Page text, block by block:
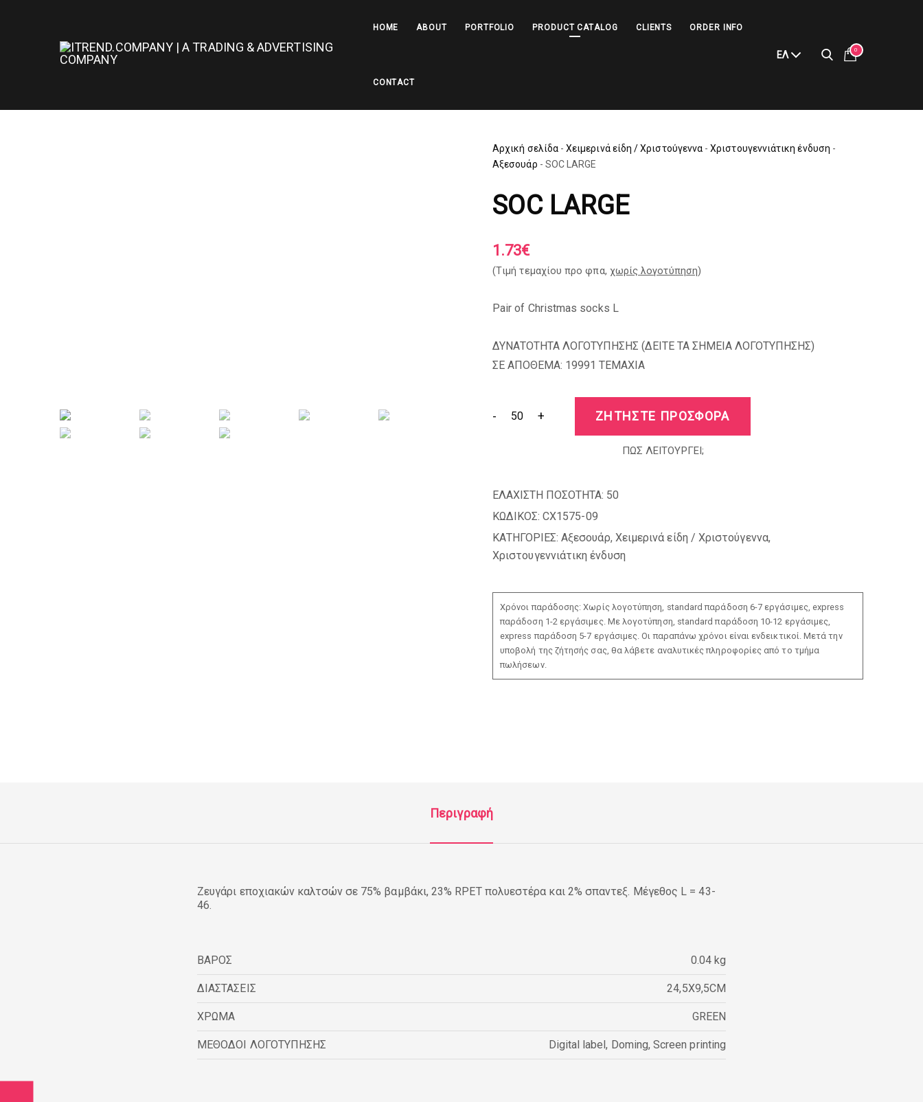
HOME ABOUT PORTFOLIO PRODUCT CATALOG CLIENTS ORDER INFO
CONTACT
ΕΛ 0
Αρχική σελίδα - Χειμερινά είδη / Χριστούγεννα - Χριστουγεννιάτικη ένδυση -
Αξεσουάρ - SOC LARGE
SOC LARGE
1.73€
(Tιμή τεμαχίου προ φπα, χωρίς λογοτύπηση)
Pair of Christmas socks L
ΔΥΝΑΤΟΤΗΤΑ ΛΟΓΟΤΥΠΗΣΗΣ (ΔΕΙΤΕ ΤΑ ΣΗΜΕΙΑ ΛΟΓΟΤΥΠΗΣΗΣ)
ΣΕ ΑΠΟΘΕΜΑ: 19991 TEMAXIA
- + ΖΗΤΗΣΤΕ ΠΡΟΣΦΟΡΑ
ΠΩΣ ΛΕΙΤΟΥΡΓΕΙ;
ΕΛΑΧΙΣΤΗ ΠΟΣΟΤΗΤΑ: 50
ΚΩΔΙΚΟΣ: CX1575-09
ΚΑΤΗΓΟΡΙΕΣ: Αξεσουάρ, Χειμερινά είδη / Χριστούγεννα,
Χριστουγεννιάτικη ένδυση
Χρόνοι παράδοσης: Χωρίς λογοτύπηση, standard παράδοση 6-7 εργάσιμες, express
παράδοση 1-2 εργάσιμες. Με λογοτύπηση, standard παράδοση 10-12 εργάσιμες,
express παράδοση 5-7 εργάσιμες. Οι παραπάνω χρόνοι είναι ενδεικτικοί. Μετά την
υποβολή της ζήτησής σας, θα λάβετε αναλυτικές πληροφορίες από το τμήμα
πωλήσεων.
Περιγραφή
Ζευγάρι εποχιακών καλτσών σε 75% βαμβάκι, 23% RPET πολυεστέρα και 2% σπαντεξ. Μέγεθος L = 43-
46.
ΒΑΡΟΣ 0.04 kg
ΔΙΑΣΤΑΣΕΙΣ 24,5X9,5CM
ΧΡΩΜΑ GREEN
ΜΕΘΟΔΟΙ ΛΟΓΟΤΥΠΗΣΗΣ Digital label, Doming,Screen printing